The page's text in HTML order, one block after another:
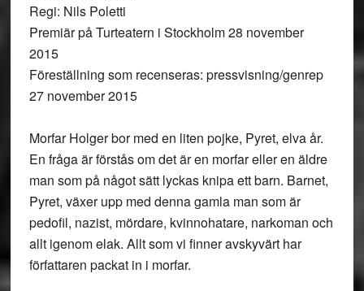
Regi: Nils Poletti
Premiär på Turteatern i Stockholm 28 november
2015
Föreställning som recenseras: pressvisning/genrep
27 november 2015
Morfar Holger bor med en liten pojke, Pyret, elva år.
En fråga är förstås om det är en morfar eller en äldre
man som på något sätt lyckas knipa ett barn. Barnet,
Pyret, växer upp med denna gamla man som är
pedofil, nazist, mördare, kvinnohatare, narkoman och
allt igenom elak. Allt som vi finner avskyvärt har
författaren packat in i morfar.